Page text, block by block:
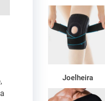
Joelheira